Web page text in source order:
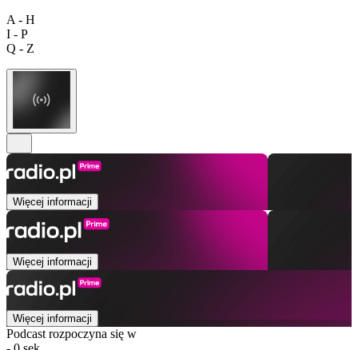
A - H
I - P
Q - Z
Więcej informacji
Więcej informacji
Więcej informacji
Podcast rozpoczyna się w